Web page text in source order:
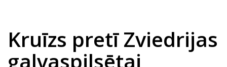
Kruīzs pretī Zviedrijas
galvaspilsētai